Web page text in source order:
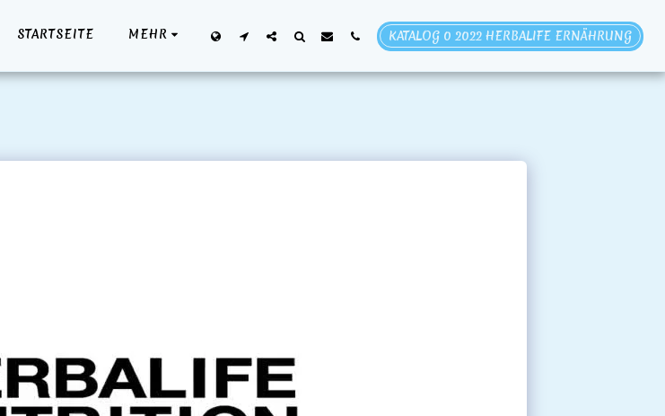
STARTSEITE MEHR KATALOG 0 2022 HERBALIFE ERNÄHRUNG